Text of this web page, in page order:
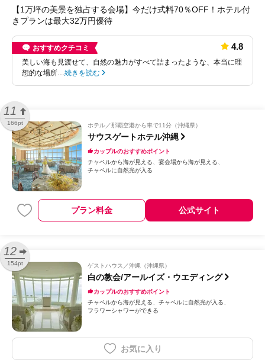
【1万坪の美景を独占する会場】今だけ式料70％OFF！ホテル付
きプランは最大32万円優待
おすすめクチコミ 4.8
美しい海も見渡せて、自然の魅力がすべて詰まったような、本当に理
想的な場所…続きを読む
11
166pt ホテル 那覇空港から車で11分（沖縄県）
サウスゲートホテル沖縄
カップルのおすすめポイント
チャペルから海が見える
宴会場から海が見える
チャペルに自然光が入る
プラン料金 公式サイト
12
154pt ゲストハウス 沖縄（沖縄県）
白の教会/アールイズ・ウエディング
カップルのおすすめポイント
チャペルから海が見える
チャペルに自然光が入る
フラワーシャワーができる
お気に入り